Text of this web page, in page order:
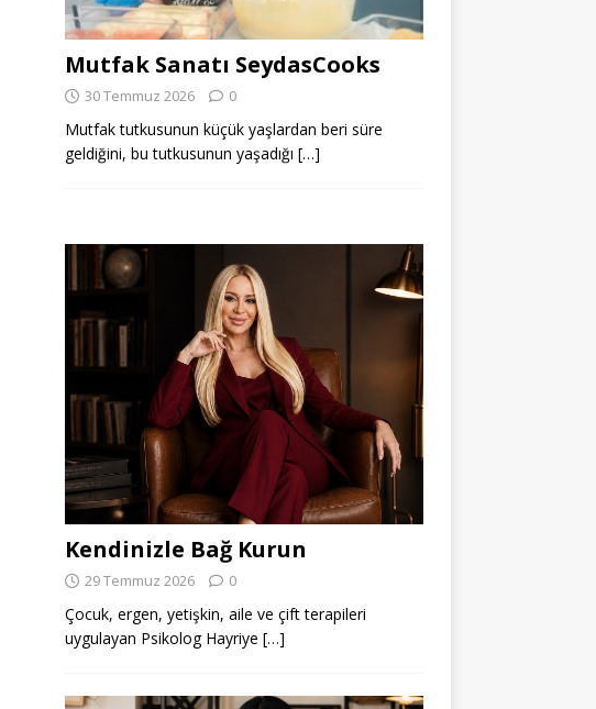
Mutfak Sanatı SeydasCooks
30 Temmuz 2026 0
Mutfak tutkusunun küçük yaşlardan beri süre
geldiğini, bu tutkusunun yaşadığı […]
Kendinizle Bağ Kurun
29 Temmuz 2026 0
Çocuk, ergen, yetişkin, aile ve çift terapileri
uygulayan Psikolog Hayriye […]